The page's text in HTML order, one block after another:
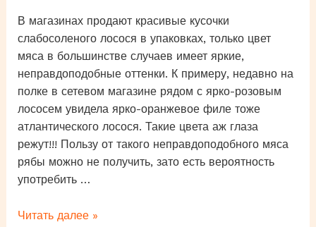
В магазинах продают красивые кусочки
слабосоленого лосося в упаковках, только цвет
мяса в большинстве случаев имеет яркие,
неправдоподобные оттенки. К примеру, недавно на
полке в сетевом магазине рядом с ярко-розовым
лососем увидела ярко-оранжевое филе тоже
атлантического лосося. Такие цвета аж глаза
режут!!! Пользу от такого неправдоподобного мяса
рябы можно не получить, зато есть вероятность
употребить …
Лосось:
Читать далее »